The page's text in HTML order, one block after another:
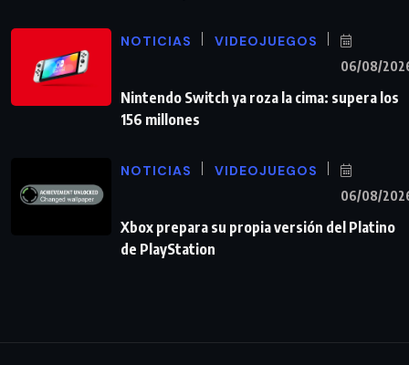
NOTICIAS VIDEOJUEGOS
06/08/
Nintendo Switch ya roza la cima: supera los
156 millones
NOTICIAS VIDEOJUEGOS
06/08/
Xbox prepara su propia versión del Platino
de PlayStation